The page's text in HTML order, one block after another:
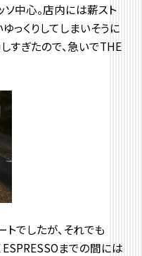
ソ中心。店内には薪スト
っくりしてしまいそうに
すぎたので、急いでTHE
でしたが、それでも
ESPRESSOまでの間には